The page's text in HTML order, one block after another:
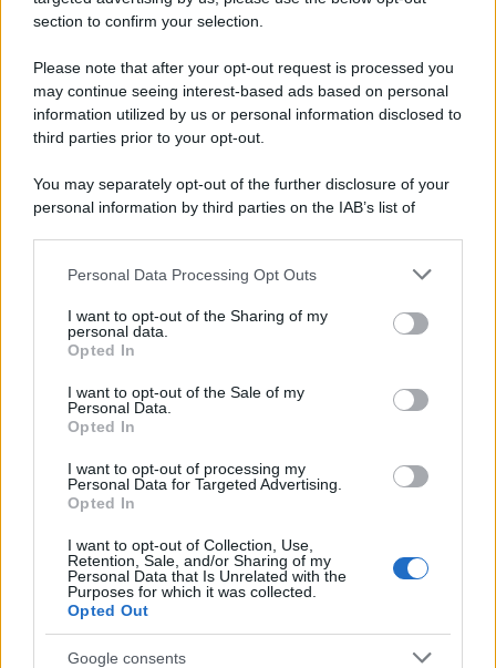
section to confirm your selection.
Please note that after your opt-out request is processed you
may continue seeing interest-based ads based on personal
information utilized by us or personal information disclosed to
third parties prior to your opt-out.
You may separately opt-out of the further disclosure of your
personal information by third parties on the IAB’s list of
This information may also be disclosed by us to third parties
disclose it to other third parties.
Please note that this website/app uses one or more Google
services and may gather and store information including but
not limited to your visit or usage behaviour. You may click to
grant or deny consent to Google and its third-party tags to
consent section.
Personal Data Processing Opt Outs
I want to opt-out of the Sharing of my
personal data.
Opted In
I want to opt-out of the Sale of my
Personal Data.
Opted In
I want to opt-out of processing my
Personal Data for Targeted Advertising.
Opted In
I want to opt-out of Collection, Use,
Retention, Sale, and/or Sharing of my
Personal Data that Is Unrelated with the
Purposes for which it was collected.
Opted Out
Google consents